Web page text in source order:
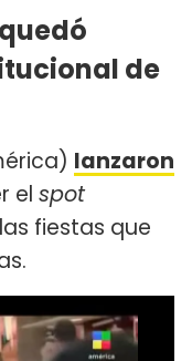
de
lanzaron
el spot
fiestas que